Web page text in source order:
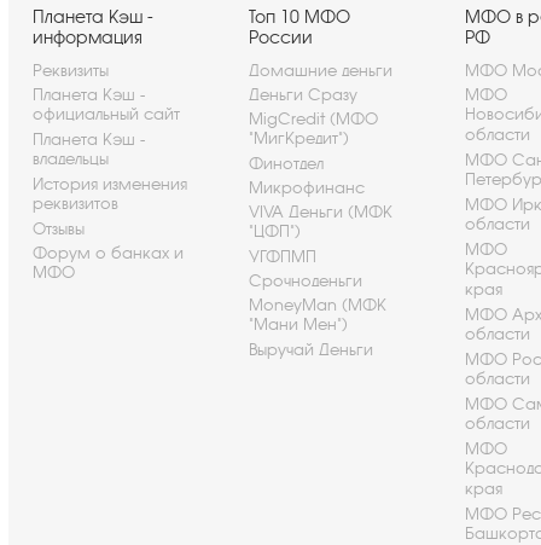
Планета Кэш -
информация
Реквизиты
Планета Кэш -
официальный сайт
Планета Кэш -
владельцы
История изменения
реквизитов
Отзывы
Форум о банках и
МФО
Топ 10 МФО
России
Домашние деньги
Деньги Сразу
MigCredit (МФО
"МигКредит")
Финотдел
Микрофинанс
VIVA Деньги (МФК
"ЦФП")
УГФПМП
Срочноденьги
MoneyMan (МФК
"Мани Мен")
Выручай Деньги
МФО в
РФ
МФО
МФО
области
МФО
МФО
области
МФО
края
МФО
области
МФО
области
МФО
области
МФО
края
МФО